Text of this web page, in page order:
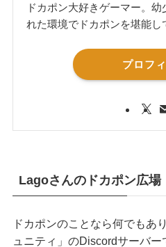
ドカポン大好きゲーマー。
れた環境でドカポンを堪能し
プロフ
Lagoさんのドカポン広場
ドカポンのことなら何でもあ
ュニティ」のDiscordサーバー